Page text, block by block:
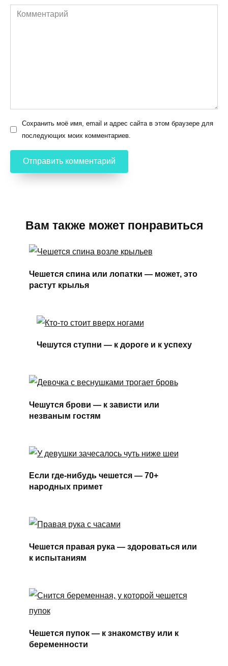
Комментарий
Сохранить моё имя, email и адрес сайта в этом браузере для
последующих моих комментариев.
Вам также может понравиться
Чешется спина или лопатки — может, это
растут крылья
Чешутся ступни — к дороге и к успеху
Чешутся брови — к зависти или
незваным гостям
Если где-нибудь чешется — 70+
народных примет
Чешется правая рука — здороваться или
к испытаниям
Чешется пупок — к знакомству или к
беременности